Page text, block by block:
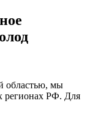
областью, мы
регионах РФ. Для